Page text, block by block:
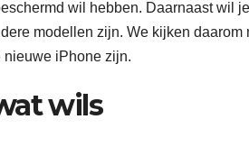
wil hebben. Daarnaast wil je
modellen zijn. We kijken daarom
nieuwe iPhone zijn.
wils